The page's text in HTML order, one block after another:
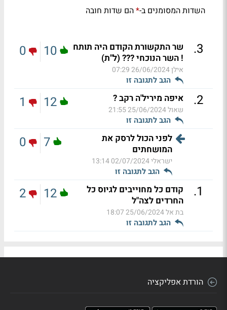
השדות המסומנים ב-*הם שדות חובה
3
.
שר התקשורת הקודם היה תותח
! השר הנוכחי ??? (ל"ת)
אילן26/06/2024 07:29
הגב לתגובה זו
10
0
2
. איפה מיריל'ה רקב ?
שאול25/06/2024 21:55
הגב לתגובה זו
12
1
לפני הכול לרסק את
המושחתים
ישראלי02/07/2024 13:14
הגב לתגובה זו
7
0
1
.
קודם כל מחוייבים לגיוס כל
החרדים לצה"ל
בת אל25/06/2024 18:07
הגב לתגובה זו
12
2
הורדת אפליקציה